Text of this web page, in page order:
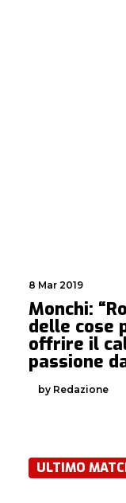
8 Mar 2019
Monchi:
delle cose
offrire il
passione
by Redazione
ULTIMO